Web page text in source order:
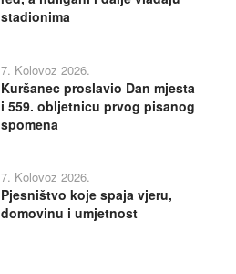
stadionima
7. Kolovoz 2026.
Kuršanec proslavio Dan mjesta
i 559. obljetnicu prvog pisanog
spomena
7. Kolovoz 2026.
Pjesništvo koje spaja vjeru,
domovinu i umjetnost